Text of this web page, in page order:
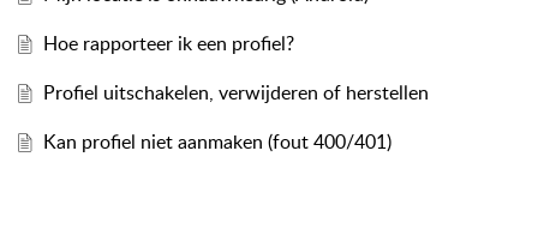
Hoe rapporteer ik een profiel?
Profiel uitschakelen, verwijderen of herstellen
Kan profiel niet aanmaken (fout 400/401)